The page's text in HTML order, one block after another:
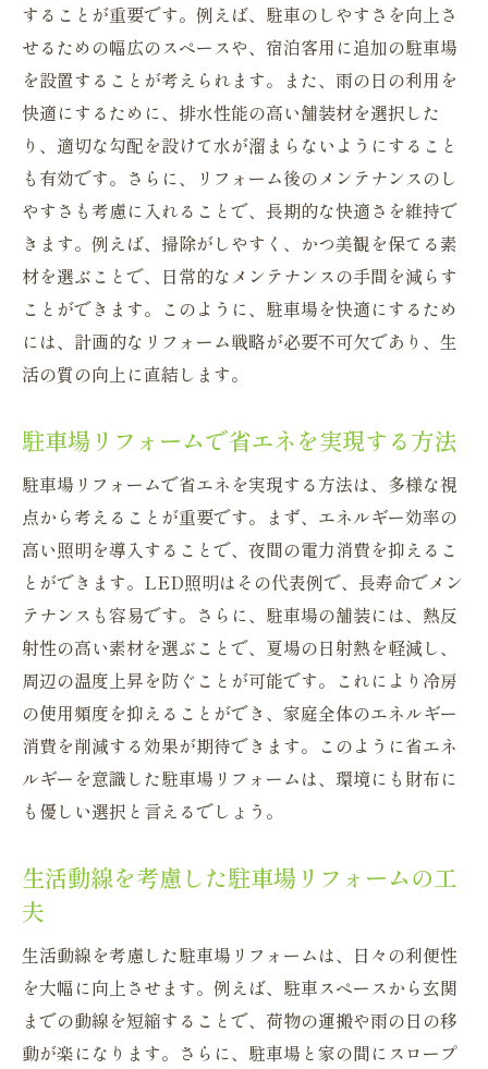
することが重要です。例えば、駐車のしやすさを向上さ
せるための幅広のスペースや、宿泊客用に追加の駐車場
を設置することが考えられます。また、雨の日の利用を
快適にするために、排水性能の高い舗装材を選択した
り、適切な勾配を設けて水が溜まらないようにすること
も有効です。さらに、リフォーム後のメンテナンスのし
やすさも考慮に入れることで、長期的な快適さを維持で
きます。例えば、掃除がしやすく、かつ美観を保てる素
材を選ぶことで、日常的なメンテナンスの手間を減らす
ことができます。このように、駐車場を快適にするため
には、計画的なリフォーム戦略が必要不可欠であり、生
活の質の向上に直結します。
駐車場リフォームで省エネを実現する方法
駐車場リフォームで省エネを実現する方法は、多様な視
点から考えることが重要です。まず、エネルギー効率の
高い照明を導入することで、夜間の電力消費を抑えるこ
とができます。LED照明はその代表例で、長寿命でメン
テナンスも容易です。さらに、駐車場の舗装には、熱反
射性の高い素材を選ぶことで、夏場の日射熱を軽減し、
周辺の温度上昇を防ぐことが可能です。これにより冷房
の使用頻度を抑えることができ、家庭全体のエネルギー
消費を削減する効果が期待できます。このように省エネ
ルギーを意識した駐車場リフォームは、環境にも財布に
も優しい選択と言えるでしょう。
生活動線を考慮した駐車場リフォームの工
夫
生活動線を考慮した駐車場リフォームは、日々の利便性
を大幅に向上させます。例えば、駐車スペースから玄関
までの動線を短縮することで、荷物の運搬や雨の日の移
動が楽になります。さらに、駐車場と家の間にスロープ